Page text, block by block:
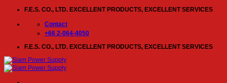
content
F.E.S. CO., LTD. EXCELLENT PRODUCTS, EXCELLENT SERVICES
Contact
+66 2-064-4050
F.E.S. CO., LTD. EXCELLENT PRODUCTS, EXCELLENT SERVICES